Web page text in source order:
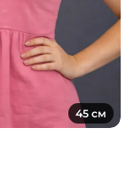
45 см